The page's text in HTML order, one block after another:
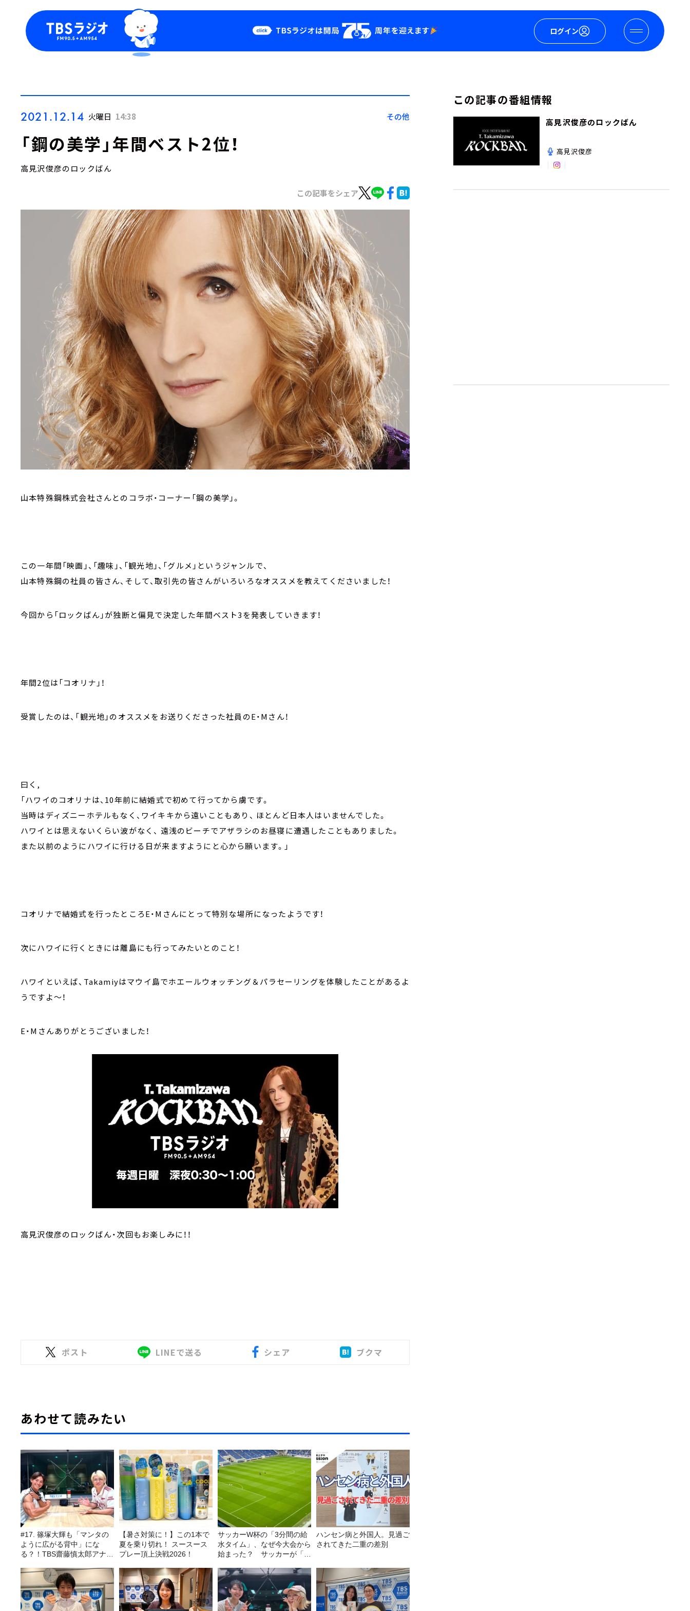
ログイン
Podcast
YouTube
2021.12.14 火曜日 14:38 その他
「鋼の美学」年間ベスト2位！
高見沢俊彦のロックばん
この記事をシェア
山本特殊鋼株式会社さんとのコラボ・コーナー「鋼の美学」。
この一年間「映画」、「趣味」、「観光地」、「グルメ」というジャンルで、
山本特殊鋼の社員の皆さん、そして、取引先の皆さんがいろいろなオススメを教えてくださいました！
今回から「ロックばん」が独断と偏見で決定した年間ベスト3を発表していきます！
年間2位は「コオリナ」！
受賞したのは、「観光地」のオススメをお送りくださった社員のE・Mさん！
曰く,
「ハワイのコオリナは、10年前に結婚式で初めて行ってから虜です。
当時はディズニーホテルもなく、ワイキキから遠いこともあり、 ほとんど日本人はいませんでした。
ハワイとは思えないくらい波がなく、 遠浅のビーチでアザラシのお昼寝に遭遇したこともありました。
また以前のようにハワイに行ける日が来ますようにと心から願います。」
コオリナで結婚式を行ったところE・Mさんにとって特別な場所になったようです！
次にハワイに行くときには離島にも行ってみたいとのこと！
ハワイといえば、Takamiyはマウイ島でホエールウォッチング＆パラセーリングを体験したことがあるよ
うですよ～！
E・Mさんありがとうございました！
高見沢俊彦のロックばん・次回もお楽しみに！！
ポスト LINEで送る シェア ブクマ
あわせて読みたい
#17. 篠塚大輝も「マンタの
ように広がる背中」にな
る？！TBS齋藤慎太郎アナに
力！！
【暑さ対策に！】この1本で
夏を乗り切れ！ スースース
プレー頂上決戦2026！
サッカーW杯の「3分間の給
水タイム」、なぜ今大会から
始まった？ サッカーが「お
ハンセン病と外国人。見過ご
されてきた二重の差別
この記事の番組情報
高見沢俊彦のロックばん
高見沢俊彦